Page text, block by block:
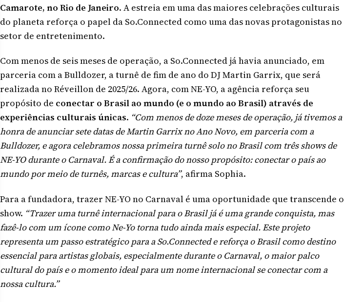
Camarote, no Rio de Janeiro. A estreia em uma das maiores celebrações culturais
do planeta reforça o papel da So.Connected como uma das novas protagonistas no
setor de entretenimento.
Com menos de seis meses de operação, a So.Connected já havia anunciado, em
parceria com a Bulldozer, a turnê de fim de ano do DJ Martin Garrix, que será
realizada no Réveillon de 2025/26. Agora, com NE-YO, a agência reforça seu
propósito de conectar o Brasil ao mundo (e o mundo ao Brasil) através de
experiências culturais únicas. “Com menos de doze meses de operação, já tivemos a
honra de anunciar sete datas de Martin Garrix no Ano Novo, em parceria com a
Bulldozer, e agora celebramos nossa primeira turnê solo no Brasil com três shows de
NE-YO durante o Carnaval. É a confirmação do nosso propósito: conectar o país ao
mundo por meio de turnês, marcas e cultura”, afirma Sophia.
Para a fundadora, trazer NE-YO no Carnaval é uma oportunidade que transcende o
show. “Trazer uma turnê internacional para o Brasil já é uma grande conquista, mas
fazê-lo com um ícone como Ne-Yo torna tudo ainda mais especial. Este projeto
representa um passo estratégico para a So.Connected e reforça o Brasil como destino
essencial para artistas globais, especialmente durante o Carnaval, o maior palco
cultural do país e o momento ideal para um nome internacional se conectar com a
nossa cultura.”